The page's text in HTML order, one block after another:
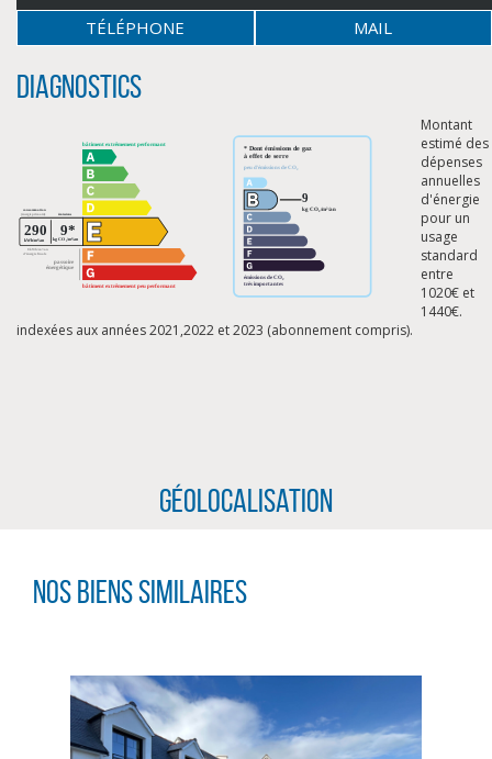
TÉLÉPHONE MAIL
Diagnostics
Montant
estimé des
dépenses
annuelles
d'énergie
pour un
usage
standard
entre
1020€ et
1440€.
indexées aux années 2021,2022 et 2023 (abonnement compris).
Géolocalisation
Nos biens similaires